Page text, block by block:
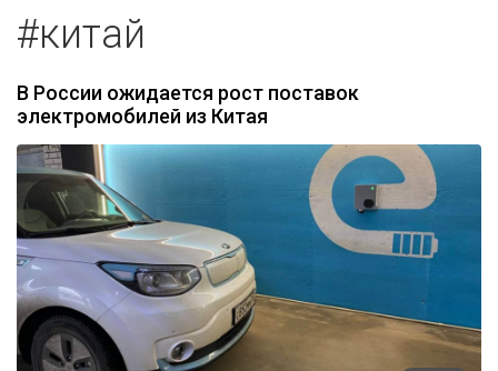
#китай
В России ожидается рост поставок
электромобилей из Китая